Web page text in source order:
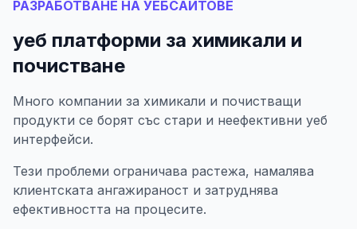
РАЗРАБОТВАНЕ НА УЕБСАЙТОВЕ
уеб платформи за химикали и
почистване
Много компании за химикали и почистващи
продукти се борят със стари и неефективни уеб
интерфейси.
Тези проблеми ограничава растежа, намалява
клиентската ангажираност и затруднява
ефективността на процесите.